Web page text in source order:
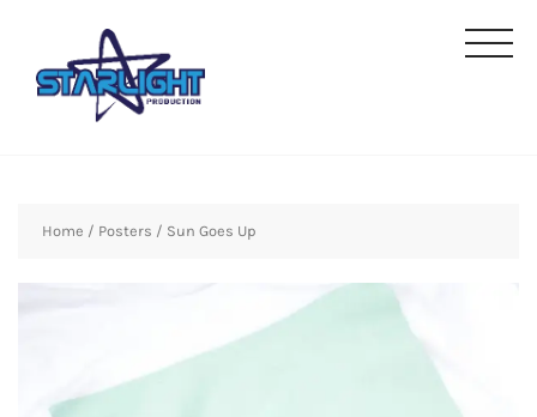
Home / Posters / Sun Goes Up